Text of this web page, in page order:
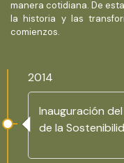
manera cotidiana. De
la historia y las
comienzos.
2014
Inauguración
de la